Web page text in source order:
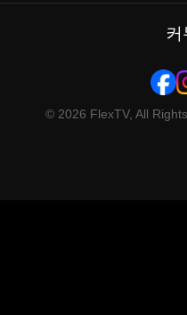
커
© 2026 FlexTV, All